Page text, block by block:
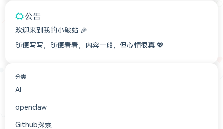
公告
欢迎来到我的小破站 🎉
随便写写，随便看看，内容一般，但心情很真 💖
分类
AI
openclaw
Github探索